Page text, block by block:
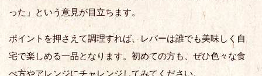
った」という意見が目立ちます。
ポイントを押さえて調理すれば、レバーは誰でも美味しく自
宅で楽しめる一品となります。初めての方も、ぜひ色々な食
べ方やアレンジにチャレンジしてみてください。